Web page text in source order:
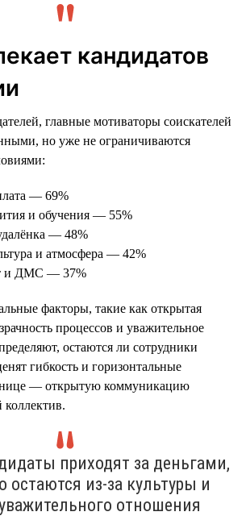
кандидатов
главные мотиваторы соискателей
но уже не ограничиваются
— 69%
и обучения — 55%
— 48%
и атмосфера — 42%
и ДМС — 37%
факторы, такие как открытая
процессов и уважительное
остаются ли сотрудники
гибкость и горизонтальные
— открытую коммуникацию
приходят за деньгами,
остаются из-за культуры и
отношения